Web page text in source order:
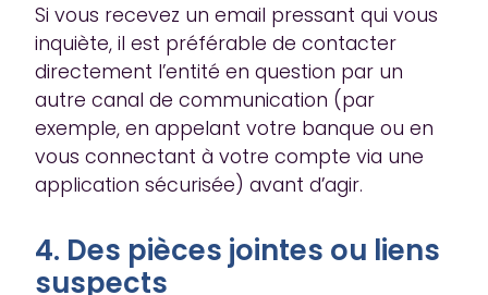
Si vous recevez un email pressant qui vous
inquiète, il est préférable de contacter
directement l’entité en question par un
autre canal de communication (par
exemple, en appelant votre banque ou en
vous connectant à votre compte via une
application sécurisée) avant d’agir.
4. Des pièces jointes ou liens
suspects